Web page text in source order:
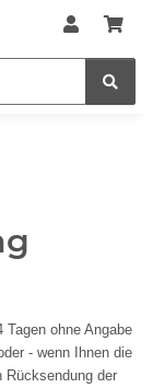
Tagen ohne Angabe
- wenn Ihnen die
Rücksendung der